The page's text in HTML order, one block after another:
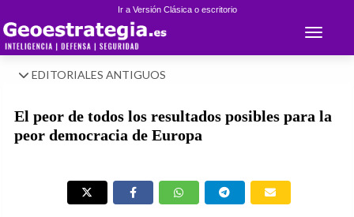
Ir a Versión Clásica o escritorio
Toggle
EDITORIALES ANTIGUOS
El peor de todos los resultados posibles para la
peor democracia de Europa